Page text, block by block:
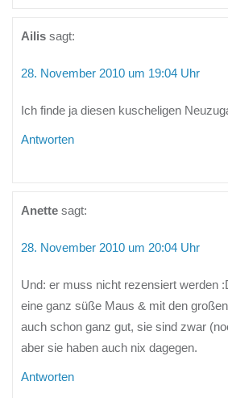
Ailis sagt:
28. November 2010 um 19:04 Uhr
Ich finde ja diesen kuscheligen
Antworten
Anette sagt:
28. November 2010 um 20:04 Uhr
Und: er muss nicht rezensiert werden
eine ganz süße Maus & mit den
auch schon ganz gut, sie sind zwar
aber sie haben auch nix dagegen.
Antworten